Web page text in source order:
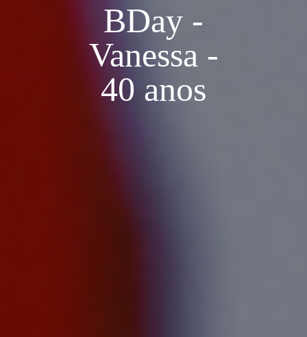
BDay -
Vanessa -
40 anos